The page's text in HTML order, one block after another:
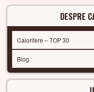
DESPRE
Calorifere – TOP 30
Blog